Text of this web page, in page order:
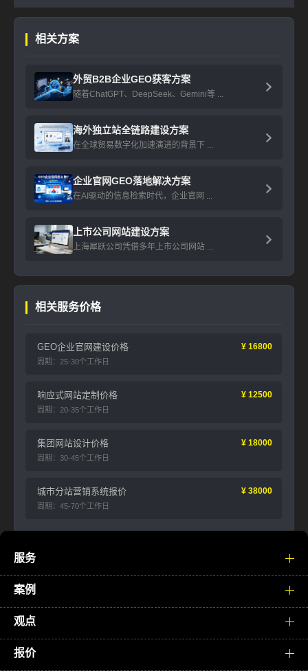
相关方案
外贸B2B企业GEO获客方案
随着ChatGPT、DeepSeek、Gemini等 ...
海外独立站全链路建设方案
在全球贸易数字化加速演进的背景下 ...
企业官网GEO落地解决方案
在AI驱动的信息检索时代，企业官网 ...
上市公司网站建设方案
上海犀跃公司凭借多年上市公司网站 ...
相关服务价格
GEO企业官网建设价格 ¥ 16800
周期：25-30个工作日
响应式网站定制价格 ¥ 12500
周期：20-35个工作日
集团网站设计价格 ¥ 18000
周期：30-45个工作日
城市分站营销系统报价 ¥ 38000
周期：45-70个工作日
服务
案例
观点
报价